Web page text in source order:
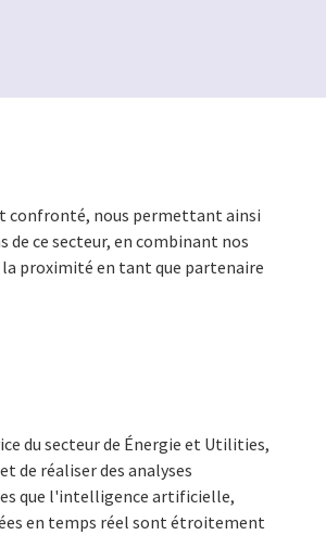
confronté, nous permettant ainsi
ce secteur, en combinant nos
proximité en tant que partenaire
du secteur de Énergie et Utilities,
de réaliser des analyses
que l'intelligence artificielle,
en temps réel sont étroitement